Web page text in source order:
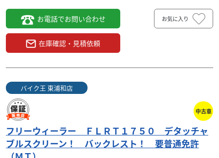
ハーレーダビッドソン
フリーウィーラー ＦＬＲＴ１７５０ デタッ
チャブルスクリーン...
本体価格:287.00万円（税込）
◆普通自動車免許ＭＴで乗れる３輪バイク！ タイヤパ
お電話でお問い合わせ
在庫確認・見積依頼
お気に入り
バイク王 東浦和店
中古車
フリーウィーラー ＦＬＲＴ１７５０ デタッチャ
ブルスクリーン！ バックレスト！ 要普通免許